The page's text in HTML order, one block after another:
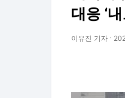
대응 ‘
이유진 기자